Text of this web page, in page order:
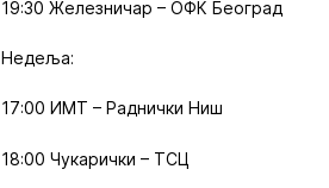
19:30 Железничар – ОФК Београд
Недеља:
17:00 ИМТ – Раднички Ниш
18:00 Чукарички – ТСЦ